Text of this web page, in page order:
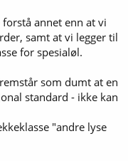
annet enn at vi
samt at vi legger til
for spesialøl.
som dumt at en
standard - ikke kan
"andre lyse